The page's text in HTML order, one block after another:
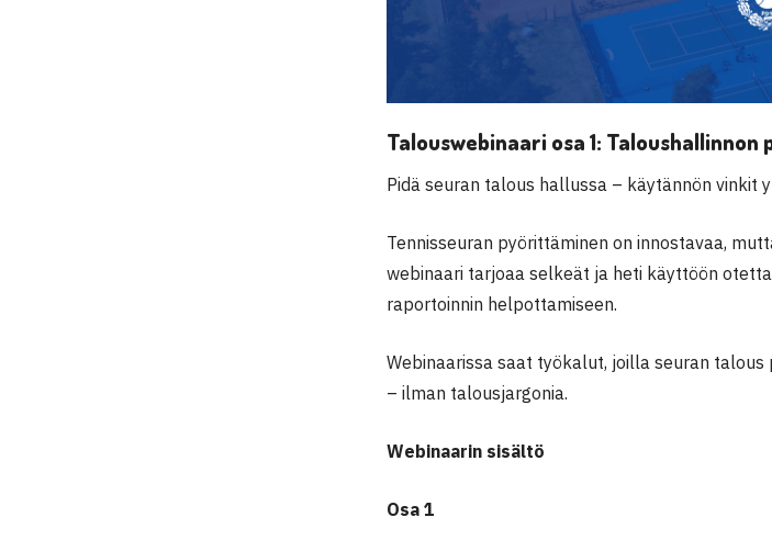
Talouswebinaari osa 1: Taloushallinnon
Pidä seuran talous hallussa – käytännön vinkit
Tennisseuran pyörittäminen on innostavaa,
webinaari tarjoaa selkeät ja heti käyttöön
raportoinnin helpottamiseen.
Webinaarissa saat työkalut, joilla seuran
– ilman talousjargonia.
Webinaarin sisältö
Osa 1